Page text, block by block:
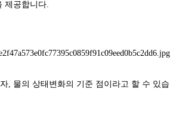
제공합니다.
, 물의 상태변화의 기준 점이라고 할 수 있습